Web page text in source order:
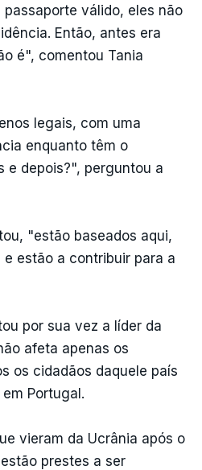
válido, eles não
Então, antes era
é", comentou Tania
legais, com uma
enquanto têm o
e depois?", perguntou a
"estão baseados aqui,
estão a contribuir para a
por sua vez a líder da
afeta apenas os
os cidadãos daquele país
Portugal.
vieram da Ucrânia após o
prestes a ser